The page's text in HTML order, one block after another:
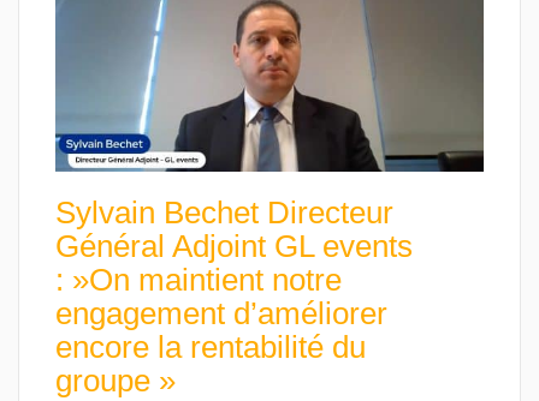
Sylvain Bechet Directeur
Général Adjoint GL events
: »On maintient notre
engagement d’améliorer
encore la rentabilité du
groupe »